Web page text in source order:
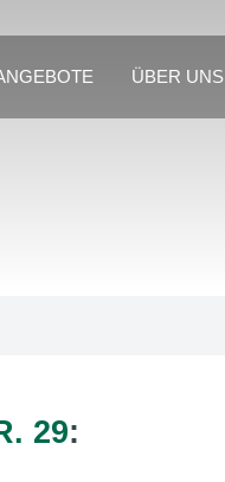
ÜBER UNS
29: